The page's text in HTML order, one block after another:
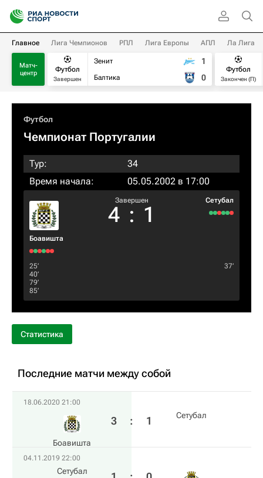
Главное Лига Чемпионов РПЛ Лига Европы АПЛ Ла Лига
Матч-
центр
Футбол
Завершен
Зенит
Балтика
1
0
Футбол
Закончен (П)
Футбол
Чемпионат Португалии
Тур:
34
Время начала:
05.05.2002 в 17:00
Боавишта
Завершен
4 : 1
Сетубал
25‎’‎
40‎’‎
79‎’‎
85‎’‎
37‎’‎
Статистика
Последние матчи между собой
18.06.2020 21:00
Боавишта
3 : 1 Сетубал
04.11.2019 22:00
Сетубал